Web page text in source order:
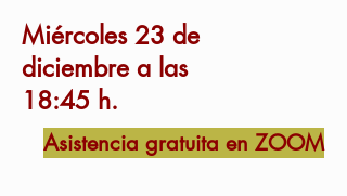
Miércoles 23 de
diciembre a las
18:45 h.
Asistencia gratuita en ZOOM